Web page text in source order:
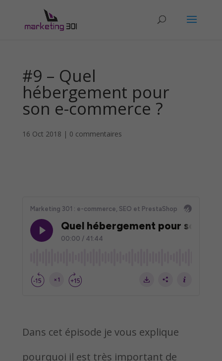
#9 – Quel
hébergement pour
son e-commerce ?
16 Oct 2018 | 0 commentaires
Dans cet épisode je vous explique
pourquoi il est très important de